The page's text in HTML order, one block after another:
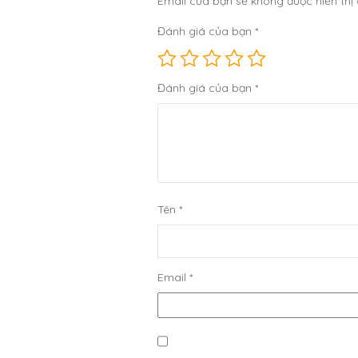
Đánh giá của bạn *
Đánh giá của bạn *
Tên *
Email *